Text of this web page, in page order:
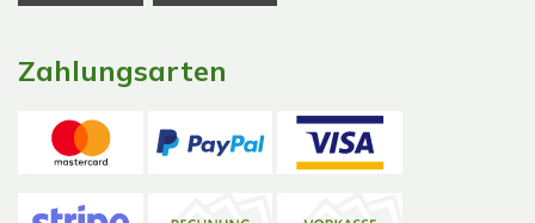
Zahlungsarten